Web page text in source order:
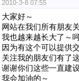
2010-3-8 07:55
大家好～
网站在我们所有朋友
我也越来越长大了～
因为有这个可以提供
关注我的朋友们有了
谢谢你们这些一直建
我会加油的～